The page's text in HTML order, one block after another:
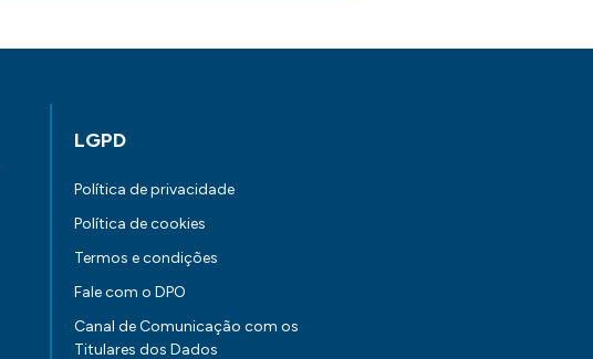
LGPD
Política de privacidade
Política de cookies
Termos e condições
Fale com o DPO
Canal de Comunicação com os
Titulares dos Dados